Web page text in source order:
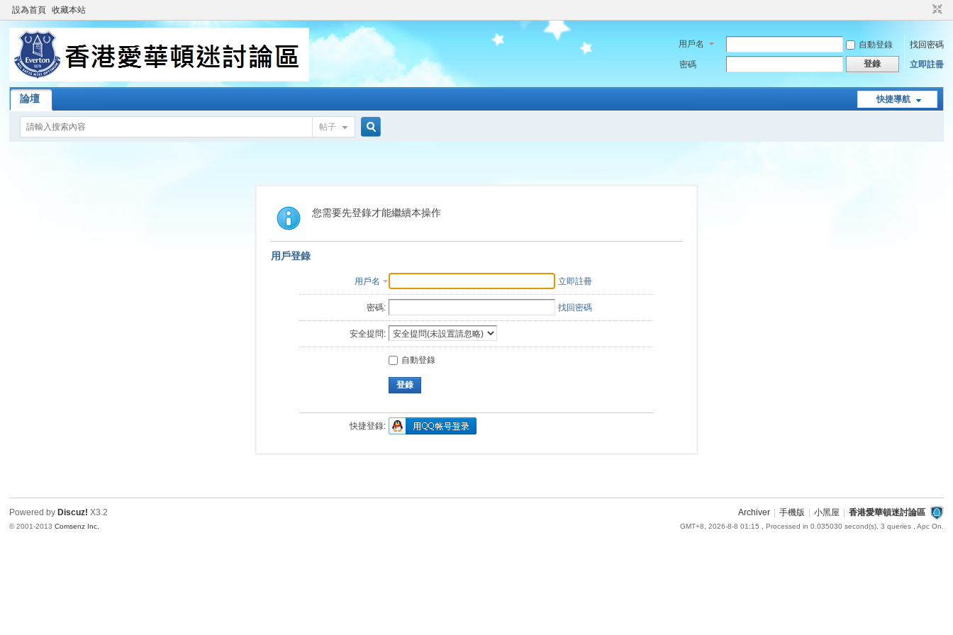
設為首頁 收藏本站
用戶名 自動登錄
找回密碼
密碼
登錄 立即註冊
快捷導航
論壇
帖子
索
您需要先登錄才能繼續本操作
用戶登錄
用戶名 立即註冊
密碼: 找回密碼
安全提問:
自動登錄
登錄
快捷登錄:
Archiver 手機版 小黑屋 香港愛華頓迷討論區
GMT+8, 2026-8-8 01:15 , Processed in 0.035030 second(s), 3 queries , Apc On.
Powered by Discuz! X3.2
© 2001-2013Comsenz Inc.